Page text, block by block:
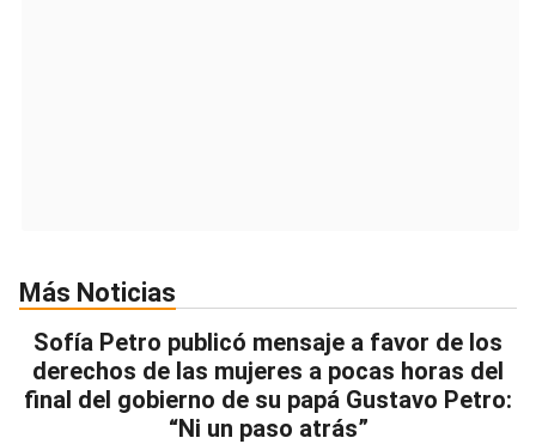
Más Noticias
Sofía Petro publicó mensaje a favor de los
derechos de las mujeres a pocas horas del
final del gobierno de su papá Gustavo Petro:
“Ni un paso atrás”